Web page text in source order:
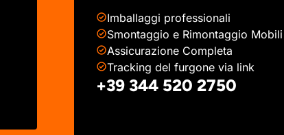
Imballaggi professionali
Smontaggio e Rimontaggio Mobili
Assicurazione Completa
Tracking del furgone via link
+39 344 520 2750